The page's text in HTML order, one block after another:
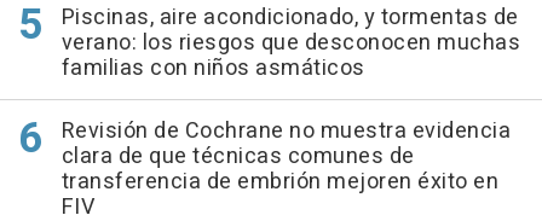
Piscinas, aire acondicionado, y tormentas de
verano: los riesgos que desconocen muchas
familias con niños asmáticos
Revisión de Cochrane no muestra evidencia
clara de que técnicas comunes de
transferencia de embrión mejoren éxito en
FIV